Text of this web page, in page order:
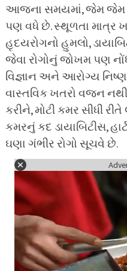
આજના સમયમાં, જેમ જેમ
પણ વધે છે. સ્થૂળતા માત્ર
હૃદયરોગનો હુમલો,
જેવા રોગોનું જોખમ પણ
વિજ્ઞાન અને આરોગ્ય
વાસ્તવિક ખતરો વજન
કરીને, મોટી કમર સીધી
કમરનું કદ ડાયાબિટીસ,
ઘણા ગંભીર રોગો સૂચવે છે.